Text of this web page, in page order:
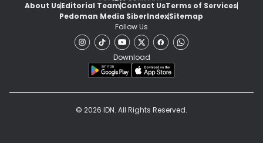
About UsEditorial TeamContact UsTerms of Services
Pedoman Media SiberIndexSitemap
Follow Us
Download
© 2026 IDN. All Rights Reserved.